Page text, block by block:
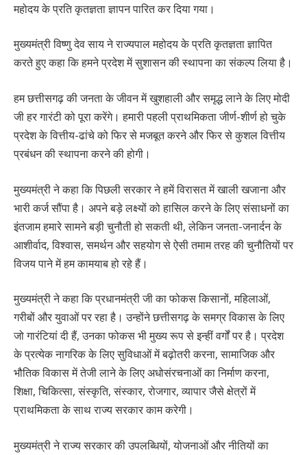
महोदय के प्रति कृतज्ञता ज्ञापन पारित कर दिया गया।
मुख्यमंत्री विष्णु देव साय ने राज्यपाल महोदय के प्रति कृतज्ञता ज्ञापित
करते हुए कहा कि हमने प्रदेश में सुशासन की स्थापना का संकल्प लिया है।
हम छत्तीसगढ़ की जनता के जीवन में खुशहाली और समृद्ध लाने के लिए मोदी
जी हर गारंटी को पूरा करेंगे। हमारी पहली प्राथमिकता जीर्ण-शीर्ण हो चुके
प्रदेश के वित्तीय-ढांचे को फिर से मजबूत करने और फिर से कुशल वित्तीय
प्रबंधन की स्थापना करने की होगी।
मुख्यमंत्री ने कहा कि पिछली सरकार ने हमें विरासत में खाली खजाना और
भारी कर्ज सौंपा है। अपने बड़े लक्ष्यों को हासिल करने के लिए संसाधनों का
इंतजाम हमारे सामने बड़ी चुनौती हो सकती थी, लेकिन जनता-जनार्दन के
आशीर्वाद, विश्वास, समर्थन और सहयोग से ऐसी तमाम तरह की चुनौतियों पर
विजय पाने में हम कामयाब हो रहे हैं।
मुख्यमंत्री ने कहा कि प्रधानमंत्री जी का फोकस किसानों, महिलाओं,
गरीबों और युवाओं पर रहा है। उन्होंने छत्तीसगढ़ के समग्र विकास के लिए
जो गारंटियां दी हैं, उनका फोकस भी मुख्य रूप से इन्हीं वर्गों पर है। प्रदेश
के प्रत्येक नागरिक के लिए सुविधाओं में बढ़ोतरी करना, सामाजिक और
भौतिक विकास में तेजी लाने के लिए अधोसंरचनाओं का निर्माण करना,
शिक्षा, चिकित्सा, संस्कृति, संस्कार, रोजगार, व्यापार जैसे क्षेत्रों में
प्राथमिकता के साथ राज्य सरकार काम करेगी।
मुख्यमंत्री ने राज्य सरकार की उपलब्धियों, योजनाओं और नीतियों का